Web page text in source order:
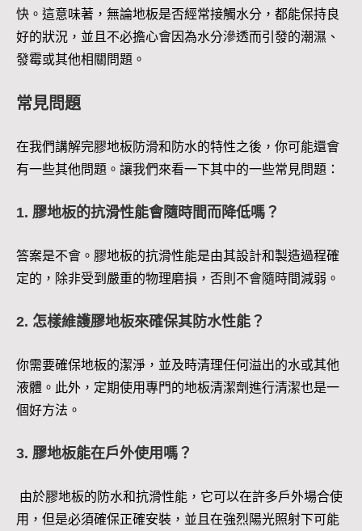
快。這意味著，無論地板是否經常接觸水分，都能保持良
好的狀況，並且不必擔心會因為水分滲透而引發的潮濕、
發霉或其他相關問題。
常見問題
在我們講解完膠地板防滑和防水的特性之後，你可能還會
有一些其他問題。讓我們來看一下其中的一些常見問題：
1. 膠地板的抗滑性能會隨時間而降低嗎？
答案是不會。膠地板的抗滑性能是由其設計和製造過程確
定的，除非受到嚴重的物理磨損，否則不會隨時間減弱。
2. 怎樣維護膠地板來確保其防水性能？
你需要確保地板的潔淨，並及時清理任何溢出的水或其他
液體。此外，定期使用專門的地板清潔劑進行清潔也是一
個好方法。
3. 膠地板能在戶外使用嗎？
由於膠地板的防水和抗滑性能，它可以在許多戶外場合使
用，但是必須確保正確安裝，並且在強烈陽光照射下可能